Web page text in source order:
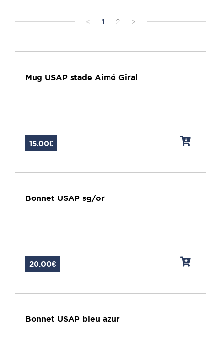
< 1 2 >
Mug USAP stade Aimé Giral
15.00€
Bonnet USAP sg/or
20.00€
Bonnet USAP bleu azur